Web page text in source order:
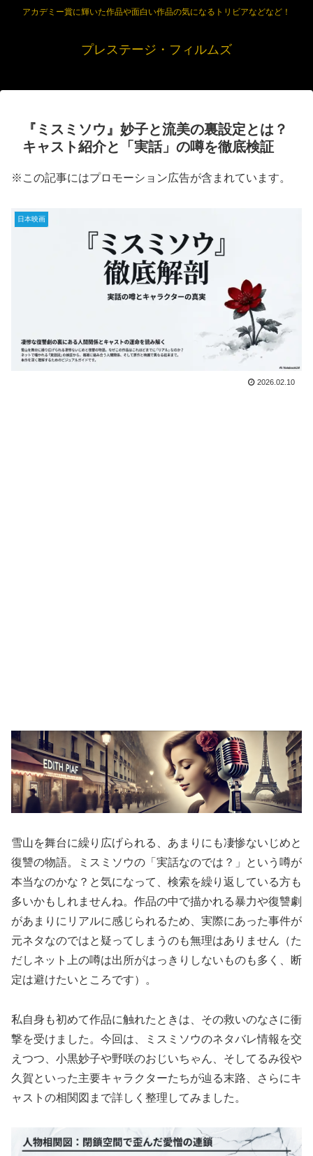
アカデミー賞に輝いた作品や面白い作品の気になるトリビアなどなど！
プレステージ・フィルムズ
『ミスミソウ』妙子と流美の裏設定とは？
キャスト紹介と「実話」の噂を徹底検証
※この記事にはプロモーション広告が含まれています。
日本映画
2026.02.10
雪山を舞台に繰り広げられる、あまりにも凄惨ないじめと
復讐の物語。ミスミソウの「実話なのでは？」という噂が
本当なのかな？と気になって、検索を繰り返している方も
多いかもしれませんね。作品の中で描かれる暴力や復讐劇
があまりにリアルに感じられるため、実際にあった事件が
元ネタなのではと疑ってしまうのも無理はありません（た
だしネット上の噂は出所がはっきりしないものも多く、断
定は避けたいところです）。
私自身も初めて作品に触れたときは、その救いのなさに衝
撃を受けました。今回は、ミスミソウのネタバレ情報を交
えつつ、小黒妙子や野咲のおじいちゃん、そしてるみ役や
久賀といった主要キャラクターたちが辿る末路、さらにキ
ャストの相関図まで詳しく整理してみました。